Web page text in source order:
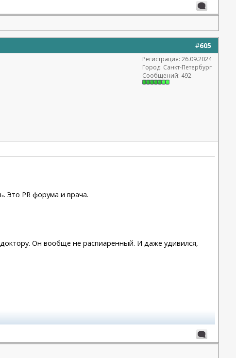
#605
Регистрация: 26.09.2024
Город: Санкт-Петербург
Сообщений: 492
Это PR форума и врача.
Он вообще не распиаренный. И даже удивился,